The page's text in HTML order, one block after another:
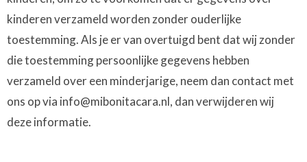
kinderen verzameld worden zonder ouderlijke
toestemming. Als je er van overtuigd bent dat wij zonder
die toestemming persoonlijke gegevens hebben
verzameld over een minderjarige, neem dan contact met
ons op via info@mibonitacara.nl, dan verwijderen wij
deze informatie.